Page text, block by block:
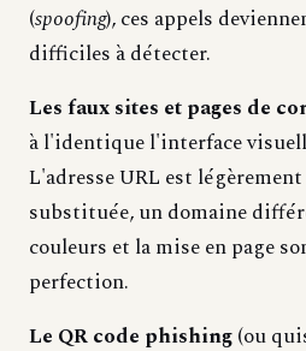
(spoofing), ces appels
difficiles à détecter.
Les faux sites et pages de
à l'identique l'interface
L'adresse URL est
substituée, un domaine
couleurs et la mise en page
perfection.
Le QR code phishing(ou